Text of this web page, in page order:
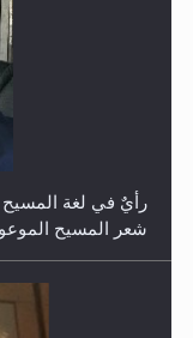
حفل توزيع
شعر المسيح